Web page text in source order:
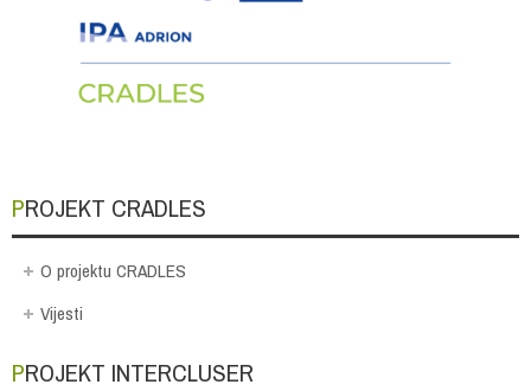
PROJEKT CRADLES
O projektu CRADLES
Vijesti
PROJEKT INTERCLUSER